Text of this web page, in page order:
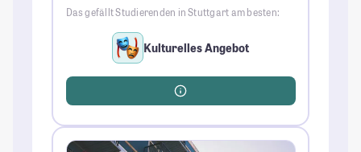
Das gefällt Studierenden in Stuttgart am besten:
Kulturelles Angebot